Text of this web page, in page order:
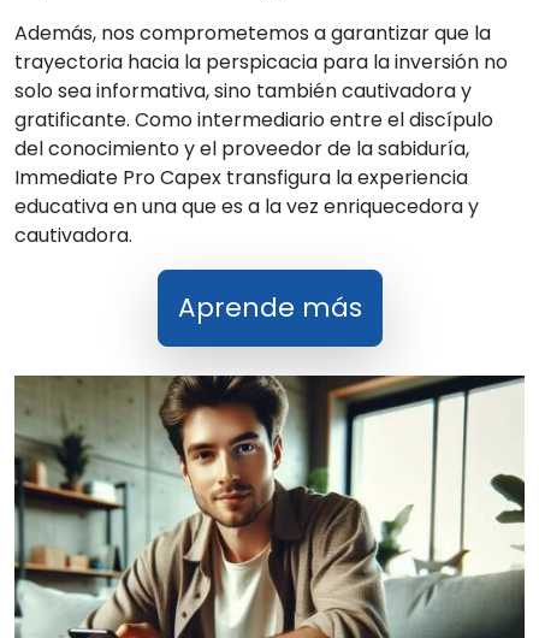
Además, nos comprometemos a garantizar que la
trayectoria hacia la perspicacia para la inversión no
solo sea informativa, sino también cautivadora y
gratificante. Como intermediario entre el discípulo
del conocimiento y el proveedor de la sabiduría,
Immediate Pro Capex transfigura la experiencia
educativa en una que es a la vez enriquecedora y
cautivadora.
Aprende más